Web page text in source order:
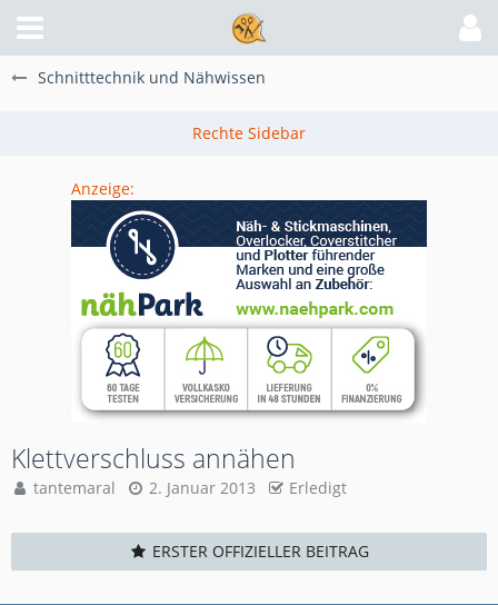
Schnitttechnik und Nähwissen
Anzeige:
Klettverschluss annähen
tantemaral 2. Januar 2013 Erledigt
ERSTER OFFIZIELLER BEITRAG